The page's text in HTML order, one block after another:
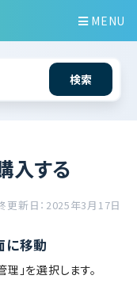
MENU
検索
入する
更新日：2025年3月17日
に移動
」を選択します。